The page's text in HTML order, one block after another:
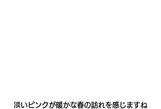
淡いピンクが暖かな春の訪れを感じますね